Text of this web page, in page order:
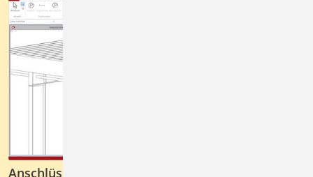
Anschlüsse im Stahlbau